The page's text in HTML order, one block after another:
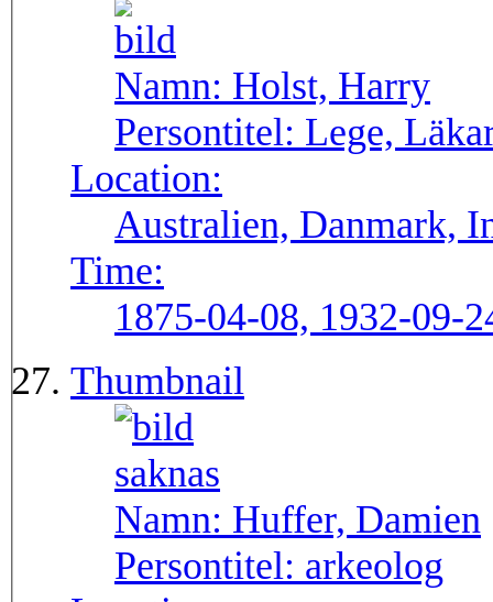
Namn: Holst, Harry
Persontitel: Lege,
Location:
Australien, Danmark,
Time:
1875-04-08, 1932-09-
Thumbnail
Namn: Huffer, Damien
Persontitel: arkeolog